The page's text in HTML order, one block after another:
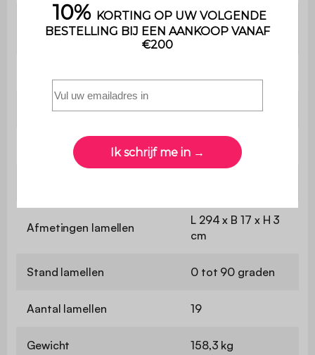
Hoogte met gesloten
lamellen
2,50 m
Vloeroppervlak 9 m²
Afmetingen van de poten 11 x 11 x 250 cm
Afmetingen lamellen
L 294 x B 17 x H 3
cm
Stand lamellen 0 tot 90 graden
Aantal lamellen 19
Gewicht 158,3 kg